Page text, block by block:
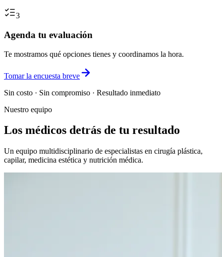
3
Agenda tu evaluación
Te mostramos qué opciones tienes y coordinamos la hora.
Tomar la encuesta breve
Sin costo · Sin compromiso · Resultado inmediato
Nuestro equipo
Los médicos detrás de tu resultado
Un equipo multidisciplinario de especialistas en cirugía plástica,
capilar, medicina estética y nutrición médica.